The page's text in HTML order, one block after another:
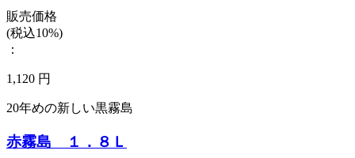
販売価格
(税込10%)
：
1,120 円
20年めの新しい黒霧島
赤霧島 １．８Ｌ